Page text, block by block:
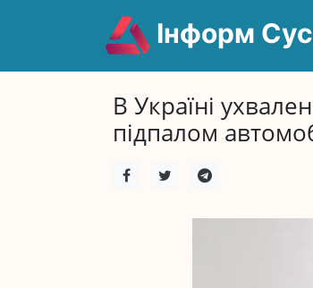
Інформ
В Україні
підпалом